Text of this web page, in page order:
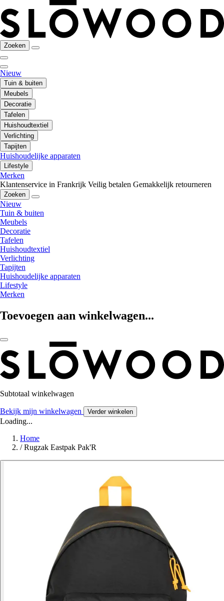
Zoeken
Nieuw
Tuin & buiten
Meubels
Decoratie
Tafelen
Huishoudtextiel
Verlichting
Tapijten
Huishoudelijke apparaten
Lifestyle
Merken
Klantenservice in Frankrijk Veilig betalen Gemakkelijk retourneren
Zoeken
Nieuw
Tuin & buiten
Meubels
Decoratie
Tafelen
Huishoudtextiel
Verlichting
Tapijten
Huishoudelijke apparaten
Lifestyle
Merken
Toevoegen aan winkelwagen...
Subtotaal winkelwagen
Bekijk mijn winkelwagen Verder winkelen
Loading...
Home
/ Rugzak Eastpak Pak'R